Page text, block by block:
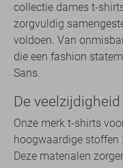
collectie dames t-
zorgvuldig
voldoen. Van
die een fashion
Sans.
De
Onze merk t-shirts
hoogwaardige stoffen
Deze materialen